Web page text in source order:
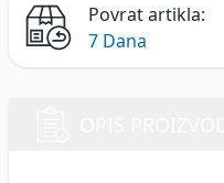
Povrat artikla:
7 Dana